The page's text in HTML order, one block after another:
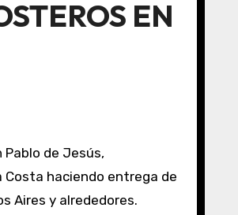
EN
de Jesús,
Costa haciendo entrega de
Aires y alrededores.